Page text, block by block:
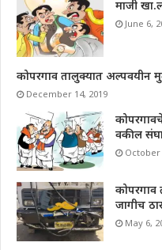
माजी
June 6,
कोपरगाव तालुक्यात अल्पवयीन
December 14, 2019
वकील
October
कोपरगाव
जागीच
May 6,